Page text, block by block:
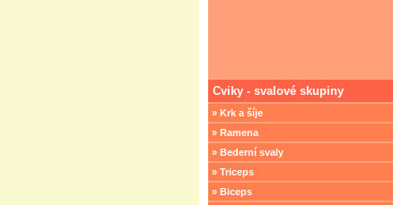
Cviky - svalové skupiny
» Krk a šíje
» Ramena
» Bederní svaly
» Triceps
» Biceps